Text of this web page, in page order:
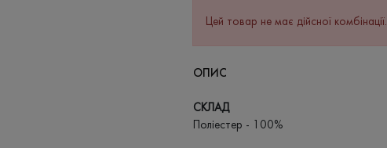
Цей товар не має дійсної комбінації.
ОПИС
СКЛАД
Поліестер - 100%